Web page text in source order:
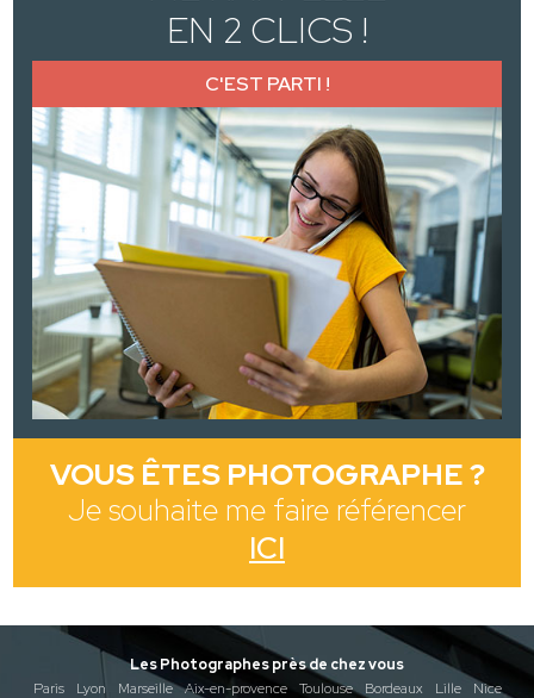
EN 2 CLICS !
C'EST PARTI !
VOUS ÊTES PHOTOGRAPHE ?
Je souhaite me faire référencer
ICI
Les Photographes près de chez vous
Paris
Lyon Marseille Aix-en-provence Toulouse Bordeaux Lille
Nice